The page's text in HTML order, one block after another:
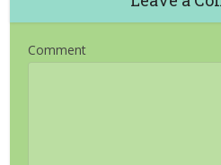
Comment